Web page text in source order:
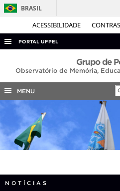
ACESSIBILIDADE
BRASIL
PORTAL UFPEL
ACESSO À INFORMAÇÃO
COBALTO
CONCURSOS
EDITAIS
INTERNACIONAL
Grupo de
Observatório de Memória,
MENU
NOTÍCIAS